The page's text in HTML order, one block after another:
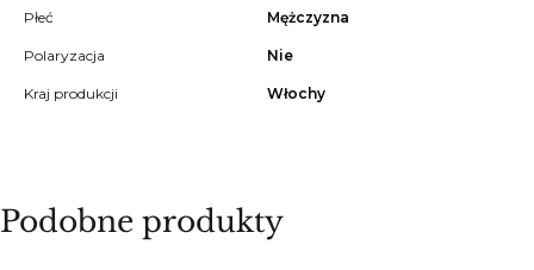
Płeć Mężczyzna
Polaryzacja Nie
Kraj produkcji Włochy
Podobne produkty